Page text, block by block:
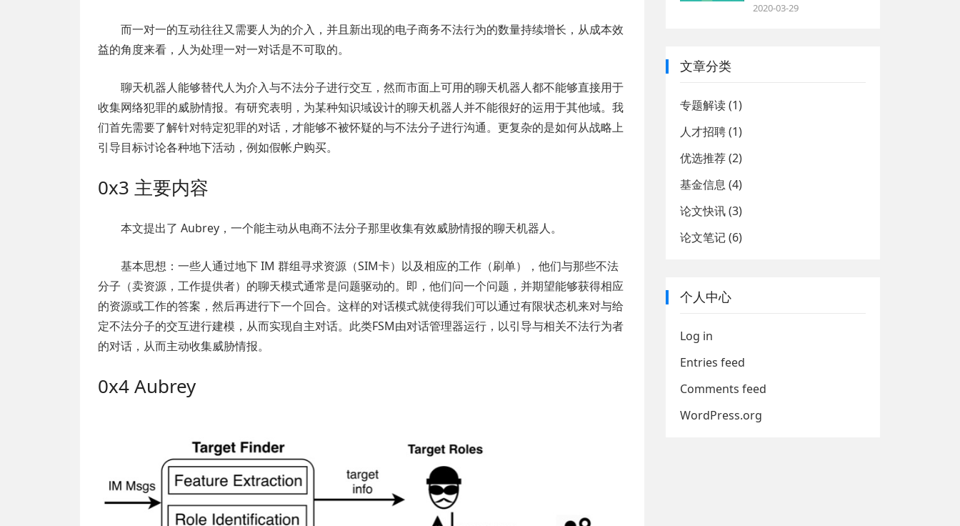
而一对一的互动往往又需要人为的介入，并且新出现的电子商务不法行为的数量持续增长，从成本效
益的角度来看，人为处理一对一对话是不可取的。
聊天机器人能够替代人为介入与不法分子进行交互，然而市面上可用的聊天机器人都不能够直接用于
收集网络犯罪的威胁情报。有研究表明，为某种知识域设计的聊天机器人并不能很好的运用于其他域。我
们首先需要了解针对特定犯罪的对话，才能够不被怀疑的与不法分子进行沟通。更复杂的是如何从战略上
引导目标讨论各种地下活动，例如假帐户购买。
0x3 主要内容
本文提出了 Aubrey，一个能主动从电商不法分子那里收集有效威胁情报的聊天机器人。
基本思想：一些人通过地下 IM 群组寻求资源（SIM卡）以及相应的工作（刷单），他们与那些不法
分子（卖资源，工作提供者）的聊天模式通常是问题驱动的。即，他们问一个问题，并期望能够获得相应
的资源或工作的答案，然后再进行下一个回合。这样的对话模式就使得我们可以通过有限状态机来对与给
定不法分子的交互进行建模，从而实现自主对话。此类FSM由对话管理器运行，以引导与相关不法行为者
的对话，从而主动收集威胁情报。
0x4 Aubrey
2020-03-29
文章分类
专题解读(1)
人才招聘(1)
优选推荐(2)
基金信息 (4)
论文快讯(3)
论文笔记(6)
个人中心
Log in
Entries feed
Comments feed
WordPress.org